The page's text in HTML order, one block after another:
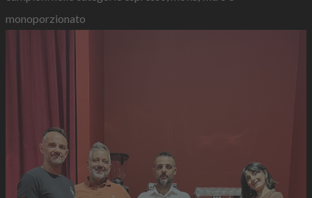
monoporzionato